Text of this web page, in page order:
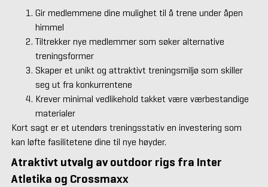
Gir medlemmene dine mulighet til å trene under åpen
himmel
Tiltrekker nye medlemmer som søker alternative
treningsformer
Skaper et unikt og attraktivt treningsmiljø som skiller
seg ut fra konkurrentene
Krever minimal vedlikehold takket være værbestandige
materialer
Kort sagt er et utendørs treningsstativ en investering som
kan løfte fasilitetene dine til nye høyder.
Atraktivt utvalg av outdoor rigs fra Inter
Atletika og Crossmaxx